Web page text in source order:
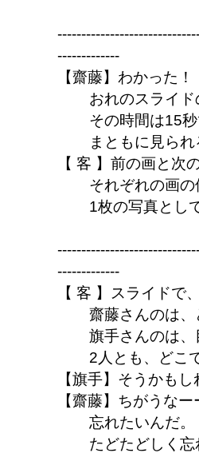
-------------
【齋藤】わかった！
おれのスライ
その時間は15
まともに見ら
【 客 】前の画と次
それぞれの画
1枚の写真とし
-------------
【 客 】スライドで
齋藤さんのは
旗手さんのは
2人とも、どこ
【旗手】そうかもし
【齋藤】ちがうなー
忘れたいんだ。
たどたどしく